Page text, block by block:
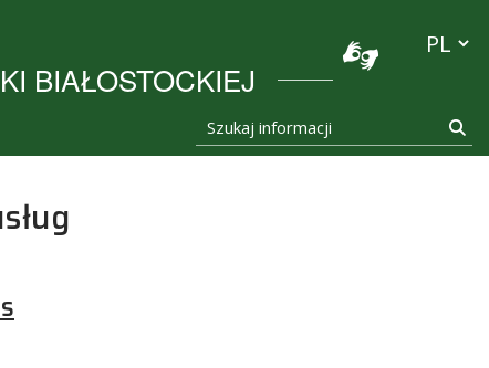
BIAŁOSTOCKIEJ
Szukaj informacji